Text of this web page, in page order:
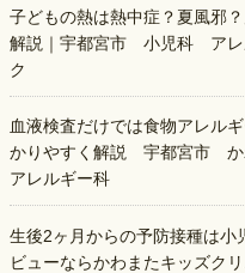
子どもの熱は熱中症？夏風邪
解説｜宇都宮市 小児科 アレ
ク
血液検査だけでは食物アレル
かりやすく解説 宇都宮市
アレルギー科
生後2ヶ月からの予防接種は小
ビューならかわまたキッズク